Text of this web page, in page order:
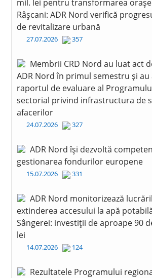
mil. lei pentru transformarea
Râșcani: ADR Nord verifică
de revitalizare urbană
27.07.2026 357
Membrii CRD Nord au luat act
ADR Nord în primul semestru și
raportul de evaluare al
sectorial privind infrastructura de
afacerilor
24.07.2026 327
ADR Nord își dezvoltă
gestionarea fondurilor europene
15.07.2026 331
ADR Nord monitorizează
extinderea accesului la apă
Sângerei: investiții de aproape 90
lei
14.07.2026 124
Rezultatele Programului